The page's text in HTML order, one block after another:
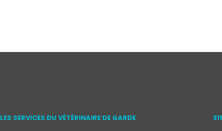
LES SERVICES DU VÉTÉRINAIRE DE GARDE